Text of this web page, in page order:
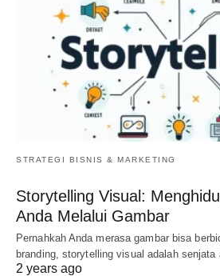
STRATEGI BISNIS & MARKETING
Storytelling Visual:
Anda Melalui Gambar
Pernahkah Anda merasa gambar bisa
branding, storytelling visual adalah senjata
2 years ago